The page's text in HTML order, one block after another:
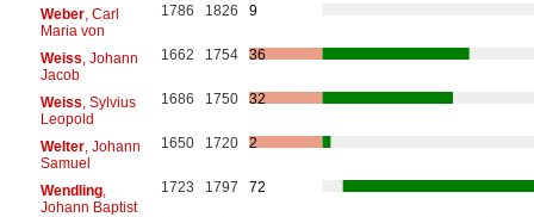
Weber, Carl
Maria von
1786 1826 9
Weiss , Johann
Jacob
1662 1754 36
Weiss , Sylvius
Leopold
1686 1750 32
Welter, Johann
Samuel
1650 1720 2
Wendling,
Johann Baptist
1723 1797 72